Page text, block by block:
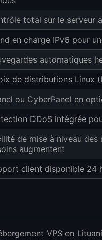
total sur le serveur
en charge IPv6 pour
automatiques
de distributions Linux
ou CyberPanel en
DDoS intégrée
de mise à niveau
augmentent
client disponible 24
VPS en